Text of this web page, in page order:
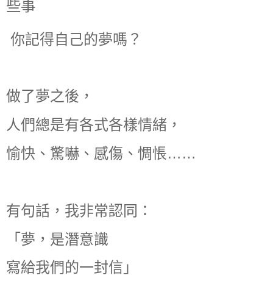
些事
你記得自己的夢嗎？
做了夢之後，
人們總是有各式各樣情緒，
愉快、驚嚇、感傷、惆悵……
有句話，我非常認同：
「夢，是潛意識
寫給我們的一封信」